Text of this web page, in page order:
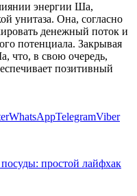
энергии Ша,
унитаза. Она, согласно
денежный поток и
потенциала. Закрывая
что, в свою очередь,
позитивный
WhatsAppTelegramViber
простой лайфхак